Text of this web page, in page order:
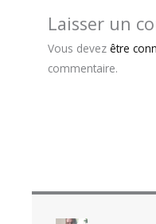
Laisser un
Vous devez être
commentaire.